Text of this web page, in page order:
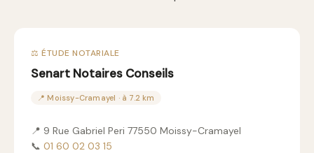
⚖️ ÉTUDE NOTARIALE
Senart Notaires Conseils
📍 Moissy-Cramayel · à 7.2 km
📍 9 Rue Gabriel Peri 77550 Moissy-Cramayel
📞 01 60 02 03 15